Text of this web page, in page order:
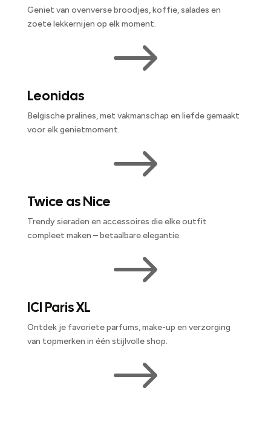
Geniet van ovenverse broodjes, koffie, salades en
zoete lekkernijen op elk moment.
$
Leonidas
Belgische pralines, met vakmanschap en liefde gemaakt
voor elk genietmoment.
$
Twice as Nice
Trendy sieraden en accessoires die elke outfit
compleet maken – betaalbare elegantie.
$
ICI Paris XL
Ontdek je favoriete parfums, make-up en verzorging
van topmerken in één stijlvolle shop.
$